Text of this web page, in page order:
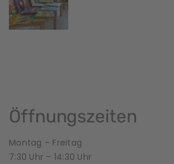
Öffnungszeiten
Montag – Freitag
7:30 Uhr – 14:30 Uhr